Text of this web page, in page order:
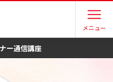
メニュー
ー通信講座